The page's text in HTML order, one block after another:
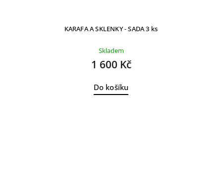
KARAFA A SKLENKY - SADA 3 ks
Skladem
1 600 Kč
Do košíku